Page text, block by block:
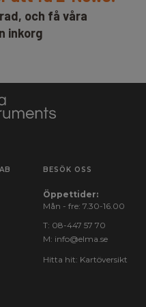
175 mm x 70 mm x 35
och få våra
inkorg
BESÖK OSS
Öppettider:
Mån - fre: 7.30-16.00
T: 08-447 57 70
M: info@elma.se
Hitta hit: Kartöversikt